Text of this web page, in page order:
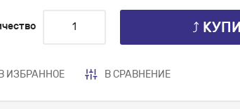
⤴
В ИЗБРАННОЕ В СРАВНЕНИЕ